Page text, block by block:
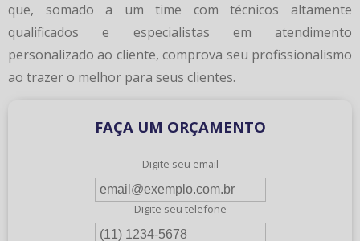
que, somado a um time com técnicos altamente
qualificados e especialistas em atendimento
personalizado ao cliente, comprova seu profissionalismo
ao trazer o melhor para seus clientes.
FAÇA UM ORÇAMENTO
Digite seu email
Digite seu telefone